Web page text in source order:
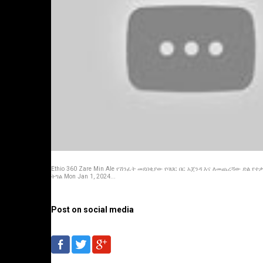
Ethio 360 Zare Min Ale የሽንፈት መደበቂያው የባህር በር አጀንዳ እና ለመጨረሻው ድል
ትግል Mon Jan 1, 2024...
Post on social media